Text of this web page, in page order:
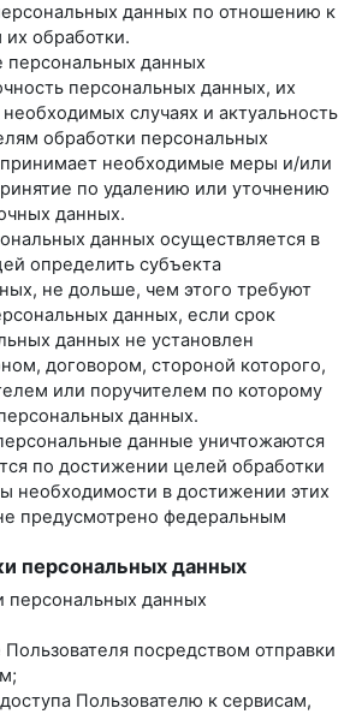
данных по отношению к
обработки.
персональных данных
персональных данных, их
необходимых случаях и актуальность
обработки персональных
необходимые меры и/или
по удалению или уточнению
данных.
данных осуществляется в
определить субъекта
не дольше, чем этого требуют
данных, если срок
данных не установлен
договором, стороной которого,
или поручителем по которому
данных.
данные уничтожаются
по достижении целей обработки
необходимости в достижении этих
предусмотрено федеральным
персональных данных
персональных данных
посредством отправки
Пользователю к сервисам,